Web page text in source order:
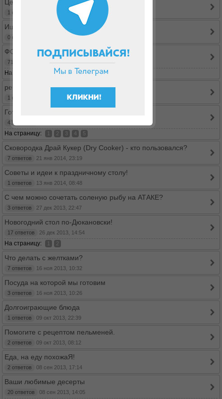
Целиакия
1 ответов 08 май 2014, 12:08
Ищу рецепт пряного хлеба
0 ответов 03 май 2014, 21:32
ФОТОотчет - Ваш завтрак!
71 ответов 29 апр 2014, 17:33
На страницу: ... 6 8
рецепт плавленного сыра
1 ответов 11 мар 2014, 22:40
Готовим в мультиварке
43 ответов
На страницу: 1 2 3 4 5
Сковородка Драй Кукер (Dry Cooker) - кто пользовался?
7 ответов 21 янв 2014, 23:19
Советы и идеи к праздничному столу!
1 ответов 13 янв 2014, 08:48
С чем можно сочетать соленую рыбу на АТАКЕ?
3 ответов 27 дек 2013, 22:47
Новогодний стол по-Дюкановски!
17 ответов 26 дек 2013, 14:54
На страницу: 1 2
Что делать с желтками?
7 ответов 16 ноя 2013, 10:32
Посуда на которой мы готовим
3 ответов 16 ноя 2013, 10:26
Долгоиграющие блюда
1 ответов 09 окт 2013, 22:39
Помогите с рецептом пельменей.
2 ответов 09 окт 2013, 08:12
Еда, на еду похожаЯ!
2 ответов 08 сен 2013, 17:14
Ваши любимые десерты
20 ответов 08 сен 2013, 14:05